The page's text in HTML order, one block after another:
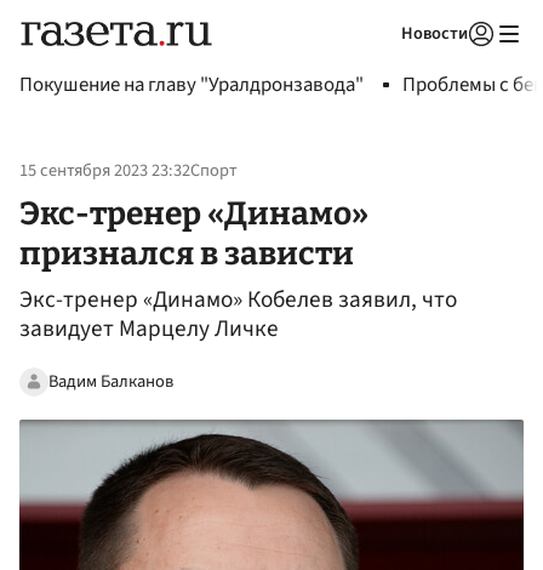
Новости
Покушение на главу "Уралдронзавода" Проблемы с
15 сентября 2023 23:32Спорт
Экс-тренер «Динамо»
признался в зависти
Экс-тренер «Динамо» Кобелев заявил, что
завидует Марцелу Личке
Вадим Балканов